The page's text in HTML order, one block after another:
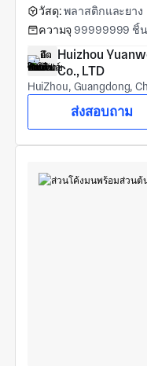
วัสดุ: พลาสติกและยาง
ความจุ 99999999 ชิ้
Huizhou
Co., LTD
HuiZhou, Guangdong,
ส่งสอบถาม